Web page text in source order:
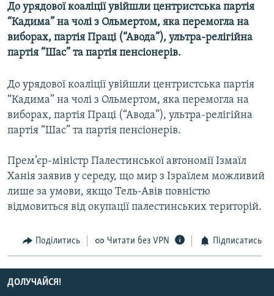
СВІТ
КИТАЙ.ВИКЛИКИ
МУЛЬТИМЕДІА
ФОТО
СПЕЦПРОЄКТИ
ПОДКАСТИ
КРИМ РЕАЛІЇ
УКР
КТАТ
До урядової коаліції увійшли центристська партія
“Кадима” на чолі з Ольмертом, яка перемогла на
виборах, партія Праці (“Авода”), ультра-релігійна
партія “Шас” та партія пенсіонерів.
До урядової коаліції увійшли центристська партія
“Кадима” на чолі з Ольмертом, яка перемогла на
виборах, партія Праці (“Авода”), ультра-релігійна
партія “Шас” та партія пенсіонерів.
Прем’єр-міністр Палестинської автономії Ізмаїл
Ханія заявив у середу, що мир з Ізраїлем можливий
лише за умови, якщо Тель-Авів повністю
відмовиться від окупації палестинських територій.
Поділитись Читати без VPN Підписатись
ДОЛУЧАЙСЯ!